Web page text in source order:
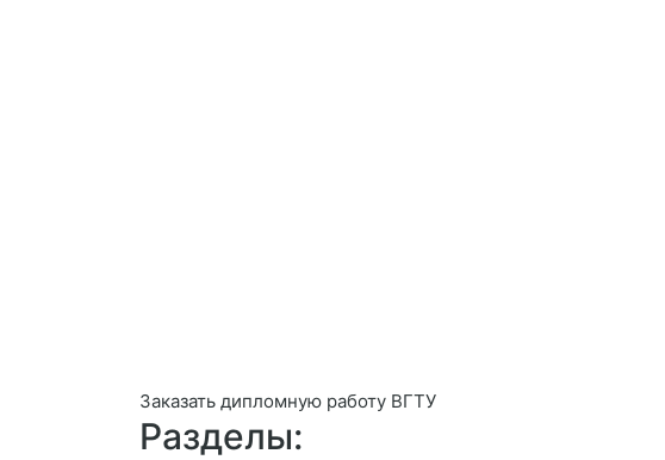
Заказать дипломную работу ВГТУ
Разделы: